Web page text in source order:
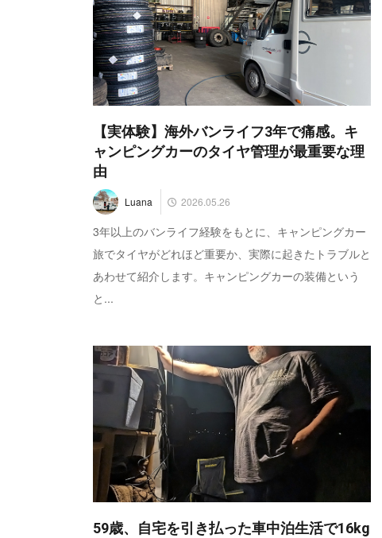
【実体験】海外バンライフ3年で痛感。キ
ャンピングカーのタイヤ管理が最重要な理
由
Luana 2026.05.26
3年以上のバンライフ経験をもとに、キャンピングカー
旅でタイヤがどれほど重要か、実際に起きたトラブルと
あわせて紹介します。キャンピングカーの装備という
と...
59歳、自宅を引き払った車中泊生活で16kg